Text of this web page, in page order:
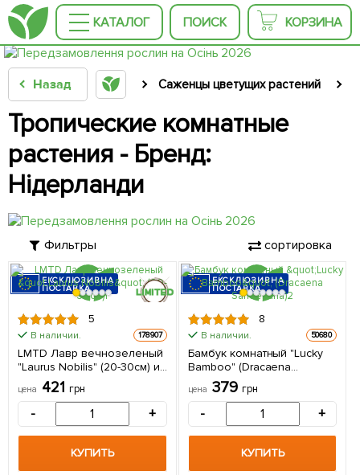
КАТАЛОГ ПОИСК КОРЗИНА
Назад Саженцы цветущих растений
Тропические комнатные
растения - Бренд:
Нідерланди
Фильтры сортировка
ЕКСКЛЮЗИВНА
ПОСТАВКА
5
В наличии. 178907
LMTD Лавр вечнозеленый
"Laurus Nobilis" (20-30см) из
Нидерландов 1 саженец в
упаковке (комнатный)
цена 421 грн
- +
КУПИТЬ
ЕКСКЛЮЗИВНА
ПОСТАВКА
8
В наличии. 50680
Бамбук комнатный "Lucky
Bamboo" (Dracaena
Sanderiana) 1 саженец в
упаковке (комнатный)
цена 379 грн
- +
КУПИТЬ